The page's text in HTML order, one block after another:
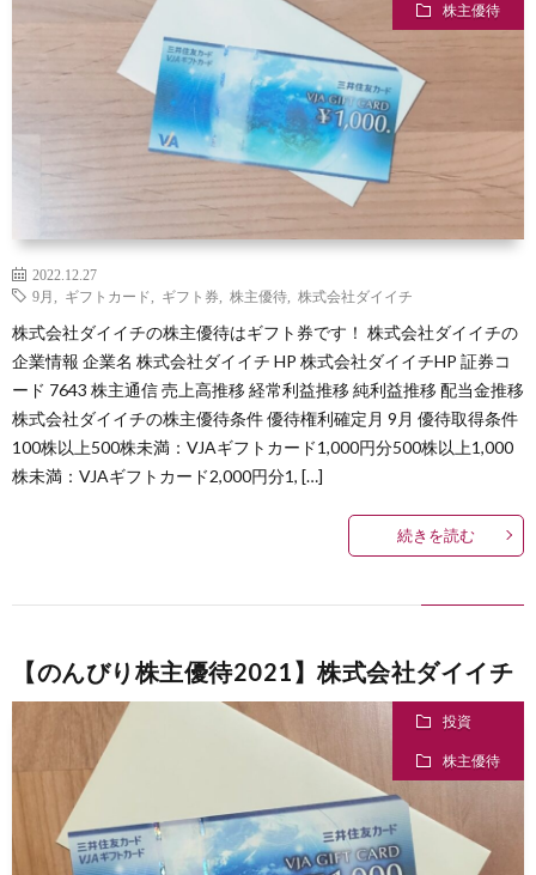
株主優待
2022.12.27
9月
ギフトカード ギフト券 株主優待 株式会社ダイイチ
株式会社ダイイチの株主優待はギフト券です！ 株式会社ダイイチの
企業情報 企業名 株式会社ダイイチ HP 株式会社ダイイチHP 証券コ
ード 7643 株主通信 売上高推移 経常利益推移 純利益推移 配当金推移
株式会社ダイイチの株主優待条件 優待権利確定月 9月 優待取得条件
100株以上500株未満：VJAギフトカード1,000円分500株以上1,000
株未満：VJAギフトカード2,000円分1, […]
続きを読む
【のんびり株主優待2021】株式会社ダイイチ
投資
株主優待